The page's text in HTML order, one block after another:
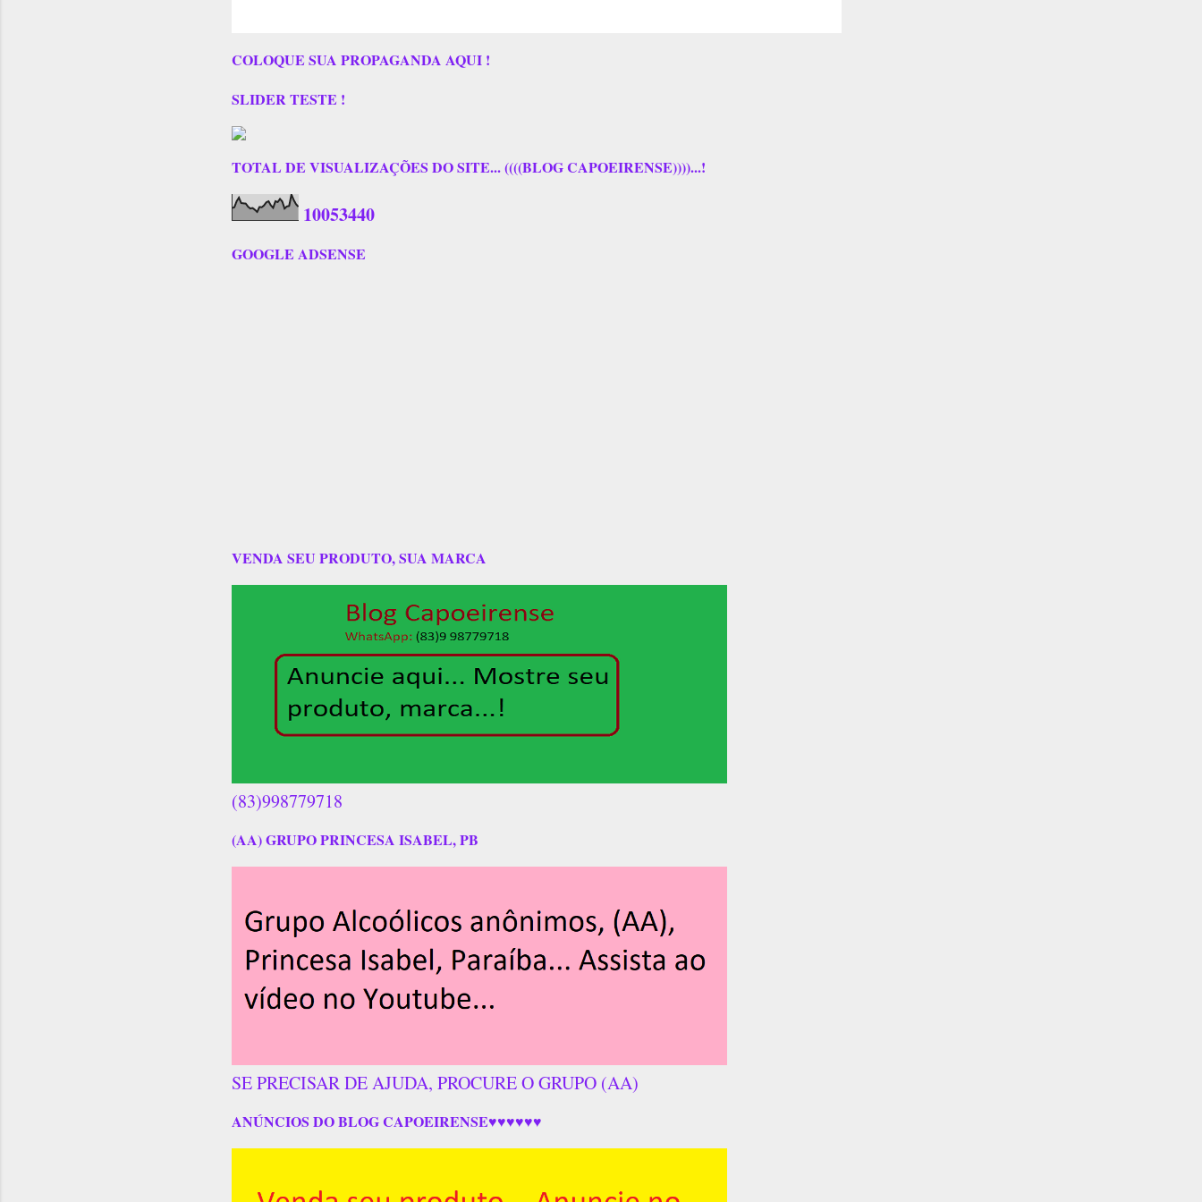
COLOQUE SUA PROPAGANDA AQUI !
SLIDER TESTE !
TOTAL DE VISUALIZAÇÕES DO SITE... ((((BLOG CAPOEIRENSE))))...!
10053440
GOOGLE ADSENSE
VENDA SEU PRODUTO, SUA MARCA
(83)998779718
(AA) GRUPO PRINCESA ISABEL, PB
SE PRECISAR DE AJUDA, PROCURE O GRUPO (AA)
ANÚNCIOS DO BLOG CAPOEIRENSE♥♥♥♥♥♥